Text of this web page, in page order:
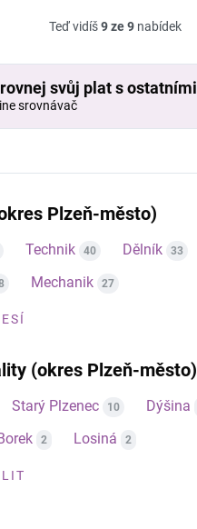
Teď vidíš9 ze 9 nabídek
svůj plat s ostatními
srovnávač
Plzeň-město)
Technik 40 Dělník 33
Mechanik 27
(okres Plzeň-město)
Starý Plzenec 10 Dýšina
2 Losiná 2